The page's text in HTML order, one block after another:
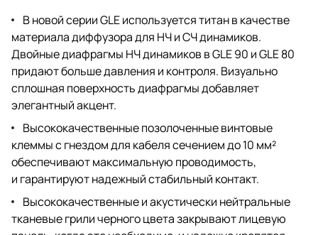
В новой серии GLE используется титан в качестве
материала диффузора для НЧ и СЧ динамиков.
Двойные диафрагмы НЧ динамиков в GLE 90 и GLE 80
придают больше давления и контроля. Визуально
сплошная поверхность диафрагмы добавляет
элегантный акцент.
Высококачественные позолоченные винтовые
клеммы с гнездом для кабеля сечением до 10 мм²
обеспечивают максимальную проводимость,
и гарантируют надежный стабильный контакт.
Высококачественные и акустически нейтральные
тканевые грили черного цвета закрывают лицевую